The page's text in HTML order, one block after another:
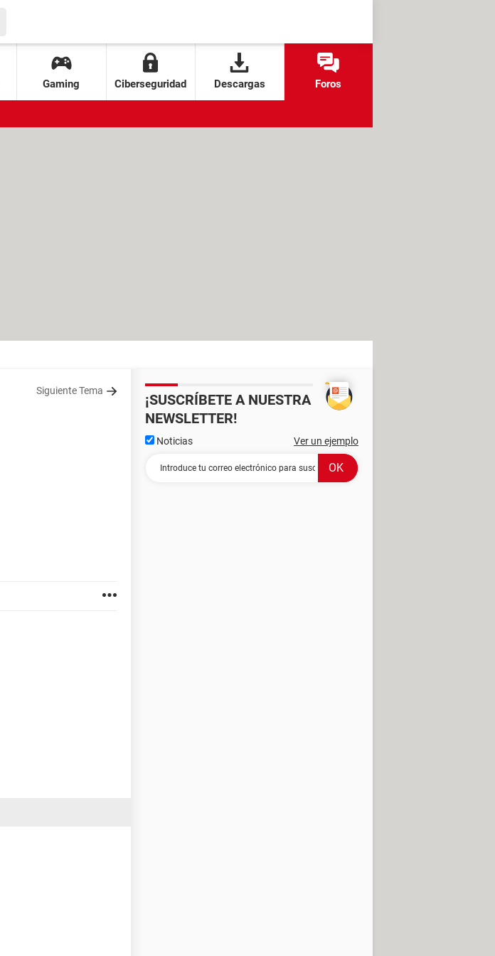
Gaming Ciberseguridad Descargas Foros
Siguiente Tema
¡SUSCRÍBETE A NUESTRA
NEWSLETTER!
Noticias Ver un ejemplo